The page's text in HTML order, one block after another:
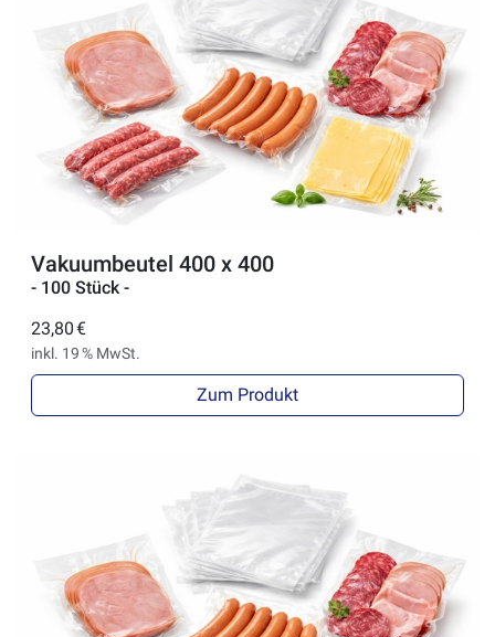
Vakuumbeutel 400 x 400
- 100 Stück -
23,80 €
inkl. 19 % MwSt.
Zum Produkt